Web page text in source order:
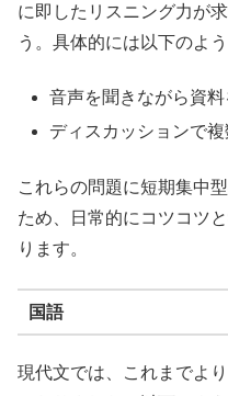
に即したリスニング力が
う。具体的には以下のよ
音声を聞きながら資
ディスカッションで
これらの問題に短期集中
ため、日常的にコツコツ
ります。
国語
現代文では、これまでよ